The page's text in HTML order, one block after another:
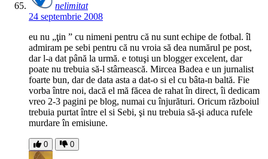
nelimitat
24 septembrie 2008
eu nu „ţin ” cu nimeni pentru că nu sunt echipe de fotbal. îl
admiram pe sebi pentru că nu vroia să dea numărul pe post,
dar l-a dat până la urmă. e totuşi un blogger excelent, dar
poate nu trebuia să-l stârnească. Mircea Badea e un jurnalist
foarte bun, dar de data asta a dat-o si el cu bâta-n baltă. Fie
vorba între noi, dacă el mă făcea de rahat în direct, îi dedicam
vreo 2-3 pagini pe blog, numai cu înjurături. Oricum războiul
trebuia purtat între el si Sebi, şi nu trebuia să-şi aduca rufele
murdare în emisiune.
0 0